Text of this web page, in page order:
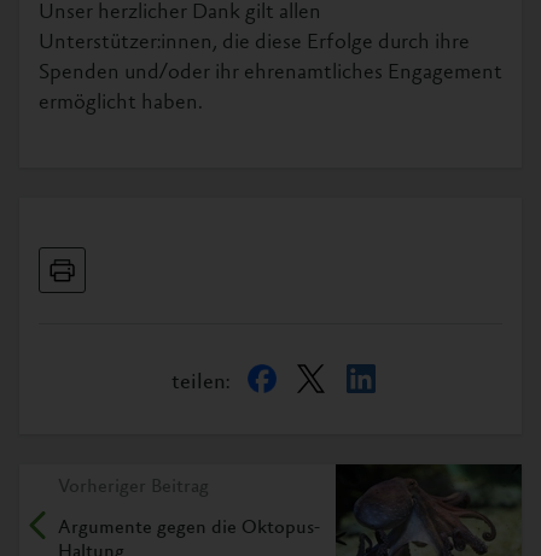
Unser herzlicher Dank gilt allen
Unterstützer:innen, die diese Erfolge durch ihre
Spenden und/oder ihr ehrenamtliches Engagement
ermöglicht haben.
teilen:
Vorheriger Beitrag
Argumente gegen die Oktopus-